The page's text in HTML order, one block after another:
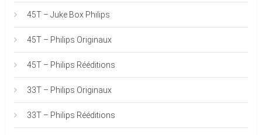
45T – Juke Box Philips
45T – Philips Originaux
45T – Philips Rééditions
33T – Philips Originaux
33T – Philips Rééditions